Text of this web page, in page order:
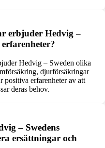
erbjuder Hedvig –
Hedvig – Sweden olika
djurförsäkringar
positiva erfarenheter av att
deras behov.
– Swedens
ersättningar och